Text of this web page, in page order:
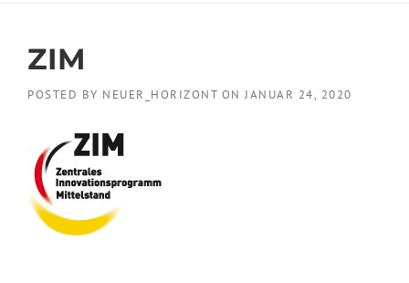
ZIM
POSTED BY NEUER_HORIZONT ONJANUAR 24, 2020